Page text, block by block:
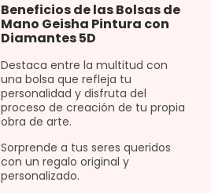
Beneficios de las Bolsas de
Mano Geisha Pintura con
Diamantes 5D
Destaca entre la multitud con
una bolsa que refleja tu
personalidad y disfruta del
proceso de creación de tu propia
obra de arte.
Sorprende a tus seres queridos
con un regalo original y
personalizado.